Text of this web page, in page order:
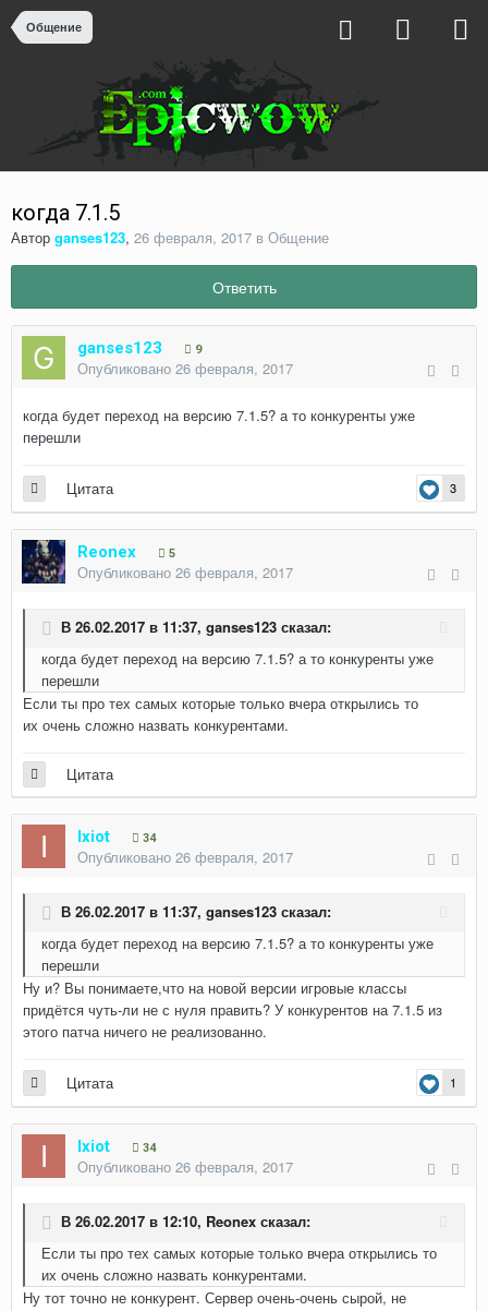
Общение
когда 7.1.5
Автор ganses123, 26 февраля, 2017 в Общение
Ответить
ganses123 9
Опубликовано 26 февраля, 2017
когда будет переход на версию 7.1.5? а то конкуренты уже
перешли
3
Цитата
Reonex 5
Опубликовано 26 февраля, 2017
В 26.02.2017 в 11:37, ganses123 сказал:
когда будет переход на версию 7.1.5? а то конкуренты уже
перешли
Если ты про тех самых которые только вчера открылись то
их очень сложно назвать конкурентами.
Цитата
Ixiot 34
Опубликовано 26 февраля, 2017
В 26.02.2017 в 11:37, ganses123 сказал:
когда будет переход на версию 7.1.5? а то конкуренты уже
перешли
Ну и? Вы понимаете,что на новой версии игровые классы
придётся чуть-ли не с нуля править? У конкурентов на 7.1.5 из
этого патча ничего не реализованно.
1
Цитата
Ixiot 34
Опубликовано 26 февраля, 2017
В 26.02.2017 в 12:10, Reonex сказал:
Если ты про тех самых которые только вчера открылись то
их очень сложно назвать конкурентами.
Ну тот точно не конкурент. Сервер очень-очень сырой, не